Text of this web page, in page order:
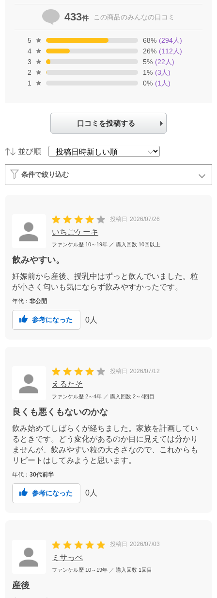
433件 この商品のみんなの口コミ
5 68% (294人)
4
26% (112 人)
3
5% (22 人)
2
1% (3 人)
1
0% (1 人)
口コミを投稿する
並び順
条件で絞り込む
投稿日 2026/07/26
いちごケーキ
ファンケル歴 10～19年 ／ 購入回数 10回以上
飲みやすい。
妊娠前から産後、授乳中はずっと飲んでいました。粒
が小さく匂いも気にならず飲みやすかったです。
年代： 非公開
参考になった 0 人
投稿日 2026/07/12
えるたそ
ファンケル歴 2～4年 ／ 購入回数 2～4回目
良くも悪くもないのかな
飲み始めてしばらくが経ちました。家族を計画してい
るときです。どう変化があるのか目に見えては分かり
ませんが、飲みやすい粒の大きさなので、これからも
リピートはしてみようと思います。
年代： 30代前半
参考になった 0人
投稿日 2026/07/03
ミサっぺ
ファンケル歴 10～19年 ／ 購入回数 1回目
産後